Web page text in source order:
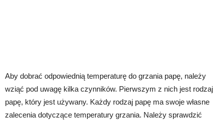
Aby dobrać odpowiednią temperaturę do grzania papę, należy
wziąć pod uwagę kilka czynników. Pierwszym z nich jest rodzaj
papę, który jest używany. Każdy rodzaj papę ma swoje własne
zalecenia dotyczące temperatury grzania. Należy sprawdzić